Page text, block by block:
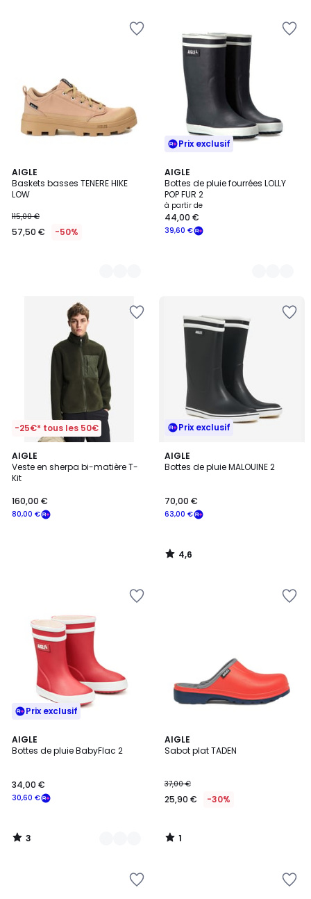
AIGLE
Baskets basses TENERE HIKE
LOW
115,00 €
57,50 € -50%
2
Couleurs
Prix exclusif
AIGLE
Bottes de pluie fourrées LOLLY
POP FUR 2
à partir de
39,60 €
44,00 €
2
Couleurs
-25€* tous les 50€
AIGLE
Veste en sherpa bi-matière T-
Kit
80,00 €
160,00 €
Prix exclusif
AIGLE
Bottes de pluie MALOUINE 2
63,00 €
70,00 €
4,6
/ 5
4,6
/
Prix exclusif
AIGLE
Bottes de pluie BabyFlac 2
30,60 €
34,00 €
3
/
3
Couleurs
3
/
AIGLE
Sabot plat TADEN
37,00 €
25,90 € -30%
1
/
1
/